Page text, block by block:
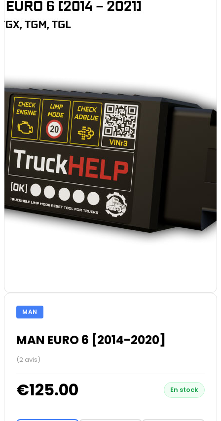
MAN
MAN EURO 6 [2014-2020]
(2 avis)
€125.00 En stock